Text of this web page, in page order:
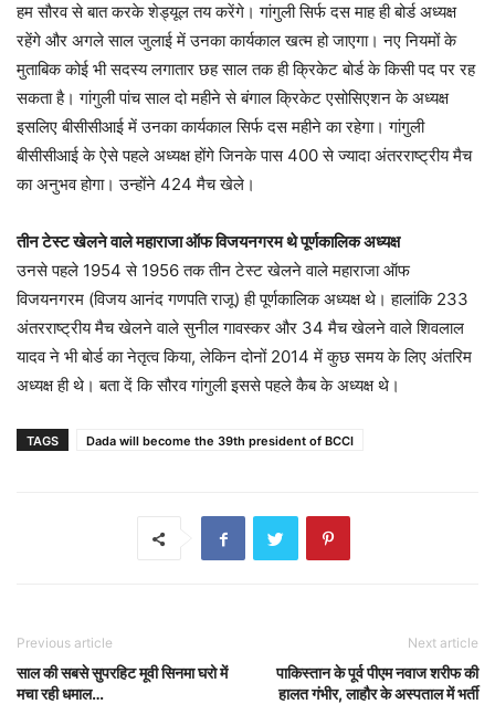
हम सौरव से बात करके शेड्यूल तय करेंगे। गांगुली सिर्फ दस माह ही बोर्ड अध्यक्ष
रहेंगे और अगले साल जुलाई में उनका कार्यकाल खत्म हो जाएगा। नए नियमों के
मुताबिक कोई भी सदस्य लगातार छह साल तक ही क्रिकेट बोर्ड के किसी पद पर रह
सकता है। गांगुली पांच साल दो महीने से बंगाल क्रिकेट एसोसिएशन के अध्यक्ष
इसलिए बीसीसीआई में उनका कार्यकाल सिर्फ दस महीने का रहेगा। गांगुली
बीसीसीआई के ऐसे पहले अध्यक्ष होंगे जिनके पास 400 से ज्यादा अंतरराष्ट्रीय मैच
का अनुभव होगा। उन्होंने 424 मैच खेले।
तीन टेस्ट खेलने वाले महाराजा ऑफ विजयनगरम थे पूर्णकालिक अध्यक्ष
उनसे पहले 1954 से 1956 तक तीन टेस्ट खेलने वाले महाराजा ऑफ
विजयनगरम (विजय आनंद गणपति राजू) ही पूर्णकालिक अध्यक्ष थे। हालांकि 233
अंतरराष्ट्रीय मैच खेलने वाले सुनील गावस्कर और 34 मैच खेलने वाले शिवलाल
यादव ने भी बोर्ड का नेतृत्व किया, लेकिन दोनों 2014 में कुछ समय के लिए अंतरिम
अध्यक्ष ही थे। बता दें कि सौरव गांगुली इससे पहले कैब के अध्यक्ष थे।
TAGS Dada will become the 39th president of BCCI
Previous article
साल की सबसे सुपरहिट मूवी सिनमा घरो में
मचा रही धमाल…
Next article
पाकिस्तान के पूर्व पीएम नवाज शरीफ की
हालत गंभीर, लाहौर के अस्पताल में भर्ती